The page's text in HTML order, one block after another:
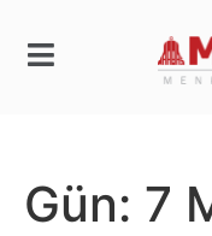
Gün: 7